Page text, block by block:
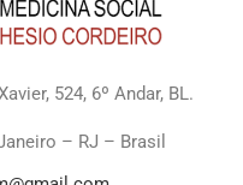
524, 6º Andar, BL.
– RJ – Brasil